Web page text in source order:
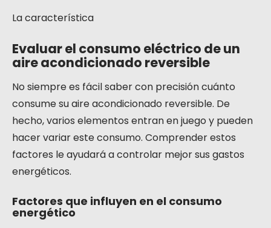
La característica
Evaluar el consumo eléctrico de un
aire acondicionado reversible
No siempre es fácil saber con precisión cuánto
consume su aire acondicionado reversible. De
hecho, varios elementos entran en juego y pueden
hacer variar este consumo. Comprender estos
factores le ayudará a controlar mejor sus gastos
energéticos.
Factores que influyen en el consumo
energético